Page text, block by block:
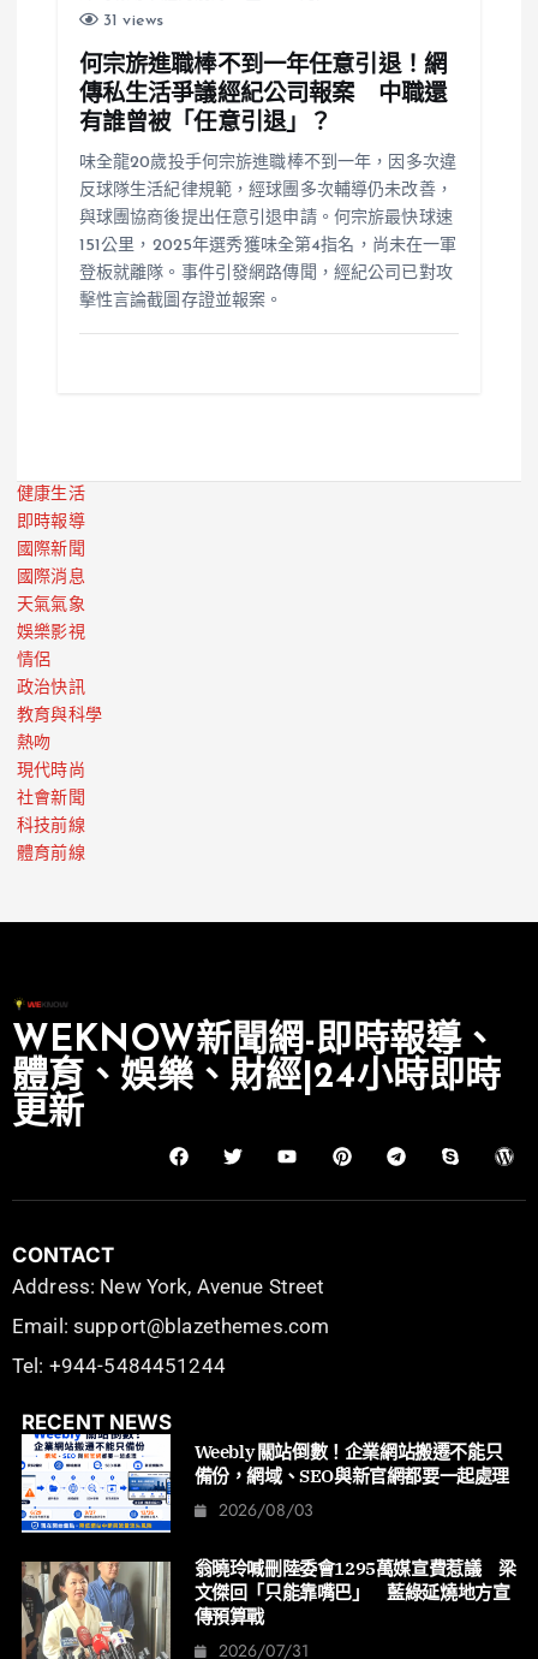
31 views
何宗旂進職棒不到一年任意引退！網
傳私生活爭議經紀公司報案 中職還
有誰曾被「任意引退」？
味全龍20歲投手何宗旂進職棒不到一年，因多次違
反球隊生活紀律規範，經球團多次輔導仍未改善，
與球團協商後提出任意引退申請。何宗旂最快球速
151公里，2025年選秀獲味全第4指名，尚未在一軍
登板就離隊。事件引發網路傳聞，經紀公司已對攻
擊性言論截圖存證並報案。
健康生活
即時報導
國際新聞
國際消息
天氣氣象
娛樂影視
情侶
政治快訊
教育與科學
熱吻
現代時尚
社會新聞
科技前線
體育前線
WEKNOW新聞網-即時報導、
體育、娛樂、財經|24小時即時
更新
CONTACT
Address: New York, Avenue Street
Email: support@blazethemes.com
Tel: +944-5484451244
RECENT NEWS
Weebly 關站倒數！企業網站搬遷不能只
備份，網域、SEO與新官網都要一起處理
2026/08/03
翁曉玲喊刪陸委會1295萬媒宣費惹議 梁
文傑回「只能靠嘴巴」 藍綠延燒地方宣
傳預算戰
2026/07/31